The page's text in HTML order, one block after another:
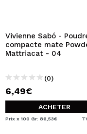
effectuer vos achats
commandes et
Vivienne Sabó -
compacte mate
Mattriacat - 04
(0)
6,49€
ACHETER
Prix x 100 Gr: 86,53€